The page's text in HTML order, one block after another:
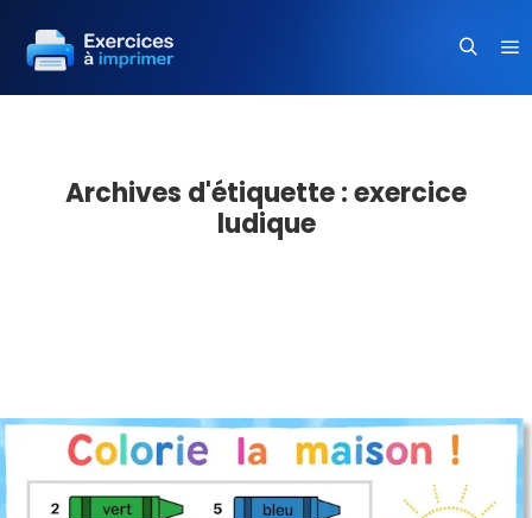
Archives d'étiquette :exercice
ludique